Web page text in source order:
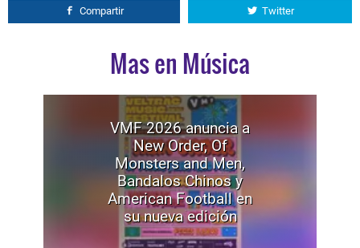
Compartir Twitter
Mas en Música
VMF 2026 anuncia a
New Order, Of
Monsters and Men,
Bandalos Chinos y
American Football en
su nueva edición